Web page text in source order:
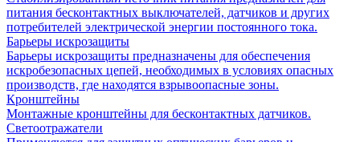
питания бесконтактных выключателей, датчиков и других
потребителей электрической энергии постоянного тока.
Барьеры искрозащиты
Барьеры искрозащиты предназначены для обеспечения
искробезопасных цепей, необходимых в условиях опасных
производств, где находятся взрывоопасные зоны.
Кронштейны
Монтажные кронштейны для бесконтактных датчиков.
Светоотражатели